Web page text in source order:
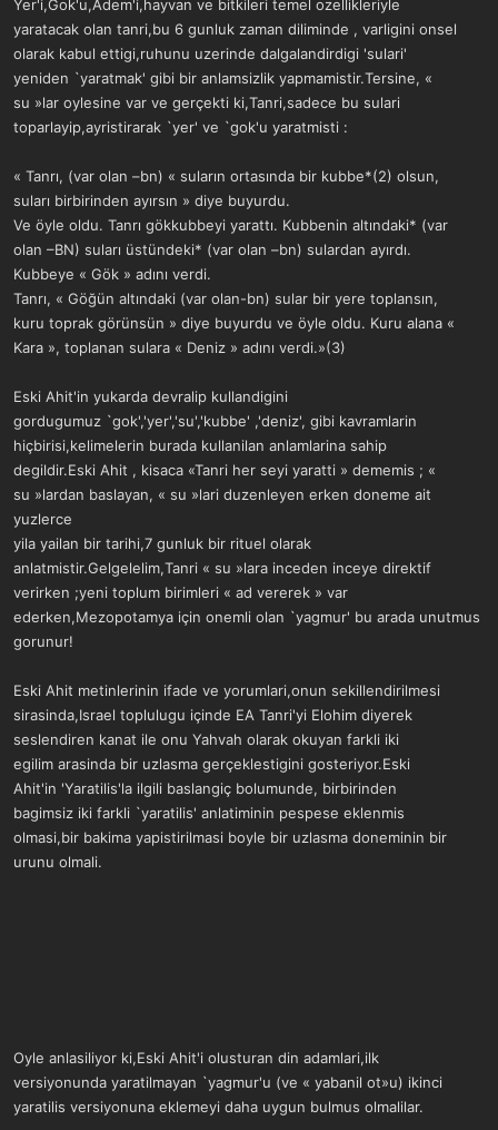
Yer'i,Gok'u,Adem'i,hayvan ve bitkileri temel ozellikleriyle
yaratacak olan tanri,bu 6 gunluk zaman diliminde , varligini onsel
olarak kabul ettigi,ruhunu uzerinde dalgalandirdigi 'sulari'
yeniden `yaratmak' gibi bir anlamsizlik yapmamistir.Tersine, «
su »lar oylesine var ve gerçekti ki,Tanri,sadece bu sulari
toparlayip,ayristirarak `yer' ve `gok'u yaratmisti :
« Tanrı, (var olan –bn) « suların ortasında bir kubbe*(2) olsun,
suları birbirinden ayırsın » diye buyurdu.
Ve öyle oldu. Tanrı gökkubbeyi yarattı. Kubbenin altındaki* (var
olan –BN) suları üstündeki* (var olan –bn) sulardan ayırdı.
Kubbeye « Gök » adını verdi.
Tanrı, « Göğün altındaki (var olan-bn) sular bir yere toplansın,
kuru toprak görünsün » diye buyurdu ve öyle oldu. Kuru alana «
Kara », toplanan sulara « Deniz » adını verdi.»(3)
Eski Ahit'in yukarda devralip kullandigini
gordugumuz `gok','yer','su','kubbe' ,'deniz', gibi kavramlarin
hiçbirisi,kelimelerin burada kullanilan anlamlarina sahip
degildir.Eski Ahit , kisaca «Tanri her seyi yaratti » dememis ; «
su »lardan baslayan, « su »lari duzenleyen erken doneme ait
yuzlerce
yila yailan bir tarihi,7 gunluk bir rituel olarak
anlatmistir.Gelgelelim,Tanri « su »lara inceden inceye direktif
verirken ;yeni toplum birimleri « ad vererek » var
ederken,Mezopotamya için onemli olan `yagmur' bu arada unutmus
gorunur!
Eski Ahit metinlerinin ifade ve yorumlari,onun sekillendirilmesi
sirasinda,Israel toplulugu içinde EA Tanri'yi Elohim diyerek
seslendiren kanat ile onu Yahvah olarak okuyan farkli iki
egilim arasinda bir uzlasma gerçeklestigini gosteriyor.Eski
Ahit'in 'Yaratilis'la ilgili baslangiç bolumunde, birbirinden
bagimsiz iki farkli `yaratilis' anlatiminin pespese eklenmis
olmasi,bir bakima yapistirilmasi boyle bir uzlasma doneminin bir
urunu olmali.
Oyle anlasiliyor ki,Eski Ahit'i olusturan din adamlari,ilk
versiyonunda yaratilmayan `yagmur'u (ve « yabanil ot»u) ikinci
yaratilis versiyonuna eklemeyi daha uygun bulmus olmalilar.